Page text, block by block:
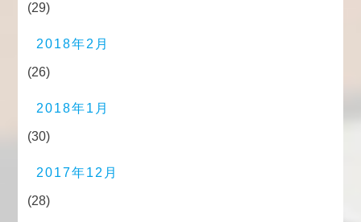
(29)
2018年2月
(26)
2018年1月
(30)
2017年12月
(28)